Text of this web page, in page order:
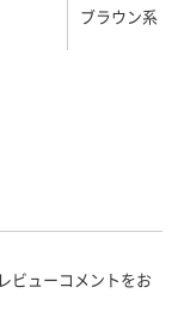
ブラウン系
ビューコメントをお